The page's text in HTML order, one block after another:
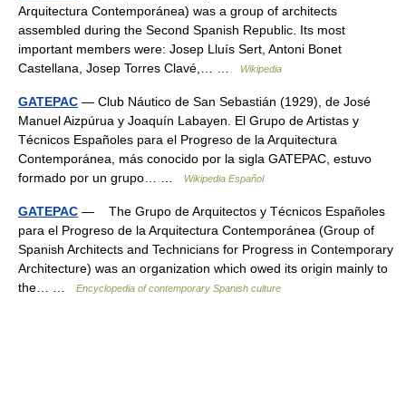
Arquitectura Contemporánea) was a group of architects
assembled during the Second Spanish Republic. Its most
important members were: Josep Lluís Sert, Antoni Bonet
Castellana, Josep Torres Clavé,… …
Wikipedia
GATEPAC — Club Náutico de San Sebastián (1929), de José
Manuel Aizpúrua y Joaquín Labayen. El Grupo de Artistas y
Técnicos Españoles para el Progreso de la Arquitectura
Contemporánea, más conocido por la sigla GATEPAC, estuvo
formado por un grupo… …
Wikipedia Español
GATEPAC — The Grupo de Arquitectos y Técnicos Españoles
para el Progreso de la Arquitectura Contemporánea (Group of
Spanish Architects and Technicians for Progress in Contemporary
Architecture) was an organization which owed its origin mainly to
the… …
Encyclopedia of contemporary Spanish culture